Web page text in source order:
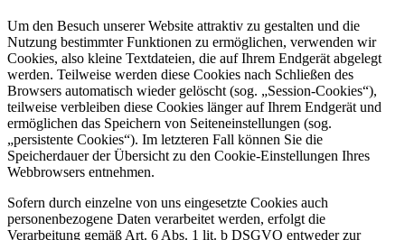
Um den Besuch unserer Website attraktiv zu gestalten und die
Nutzung bestimmter Funktionen zu ermöglichen, verwenden wir
Cookies, also kleine Textdateien, die auf Ihrem Endgerät abgelegt
werden. Teilweise werden diese Cookies nach Schließen des
Browsers automatisch wieder gelöscht (sog. „Session-Cookies“),
teilweise verbleiben diese Cookies länger auf Ihrem Endgerät und
ermöglichen das Speichern von Seiteneinstellungen (sog.
„persistente Cookies“). Im letzteren Fall können Sie die
Speicherdauer der Übersicht zu den Cookie-Einstellungen Ihres
Webbrowsers entnehmen.
Sofern durch einzelne von uns eingesetzte Cookies auch
personenbezogene Daten verarbeitet werden, erfolgt die
Verarbeitung gemäß Art. 6 Abs. 1 lit. b DSGVO entweder zur